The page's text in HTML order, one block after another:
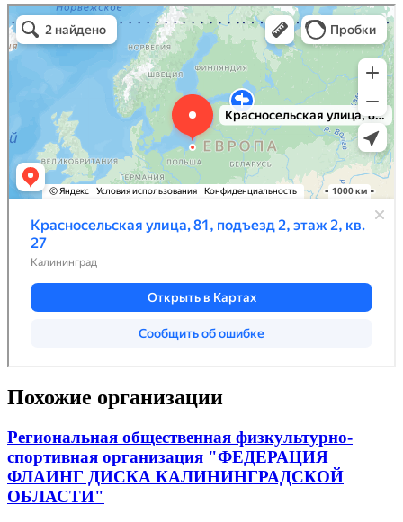
Похожие организации
Региональная общественная физкультурно-
спортивная организация "ФЕДЕРАЦИЯ
ФЛАИНГ ДИСКА КАЛИНИНГРАДСКОЙ
ОБЛАСТИ"